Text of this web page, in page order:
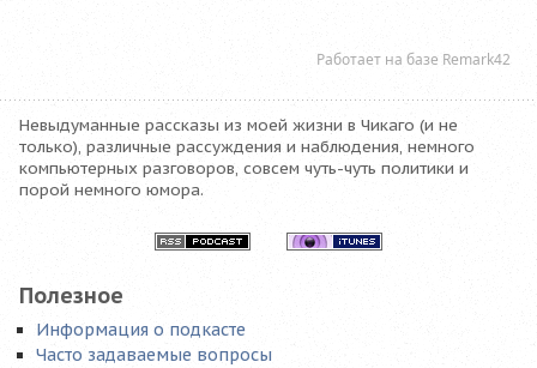
Невыдуманные рассказы из моей жизни в Чикаго (и не
только), различные рассуждения и наблюдения, немного
компьютерных разговоров, совсем чуть-чуть политики и
порой немного юмора.
Полезное
Информация о подкасте
Часто задаваемые вопросы